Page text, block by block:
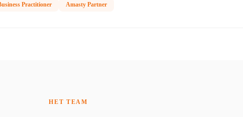
Practitioner Amasty Partner
HET TEAM